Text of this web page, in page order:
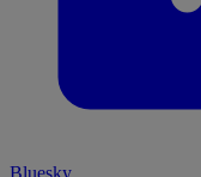
Bluesky